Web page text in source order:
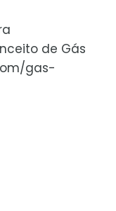
de Gás
gas-